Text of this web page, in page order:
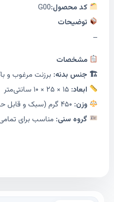
کد محصول:G00
توضیحات
–
مشخصات
🏗 جنس بدنه: برزنت مرغوب و
ابعاد:
وزن:
گروه سنی: مناسب برای